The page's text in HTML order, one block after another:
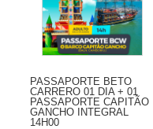
PASSAPORTE BETO
CARRERO 01 DIA + 01
PASSAPORTE CAPITÃO
GANCHO INTEGRAL
14H00